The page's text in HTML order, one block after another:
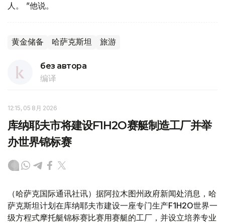
人。 ”他说。
黄金储备 哈萨克斯坦 旅游
без автора
编译
12:15, 05 8月 2026
库纳耶夫市将建设F1H2O赛艇制造工厂并举
办世界锦标赛
（哈萨克国际通讯社讯）据阿拉木图州政府新闻处消息，哈
萨克斯坦计划在库纳耶夫市建设一座专门生产F1H2O世界一
级方程式摩托艇锦标赛比赛用赛艇的工厂，并设立培养专业